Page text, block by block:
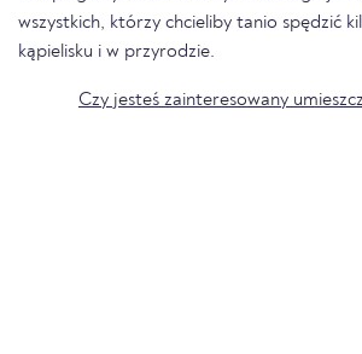
wszystkich, którzy chcieliby tanio spędzić
kąpielisku i w przyrodzie.
Czy jesteś zainteresowany